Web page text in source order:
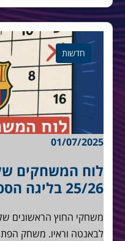
חדשות
01/07/2025
לוח המשחקים
25/26 בליגה הספרדית פורסם